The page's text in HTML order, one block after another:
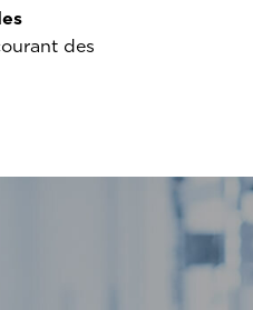
des